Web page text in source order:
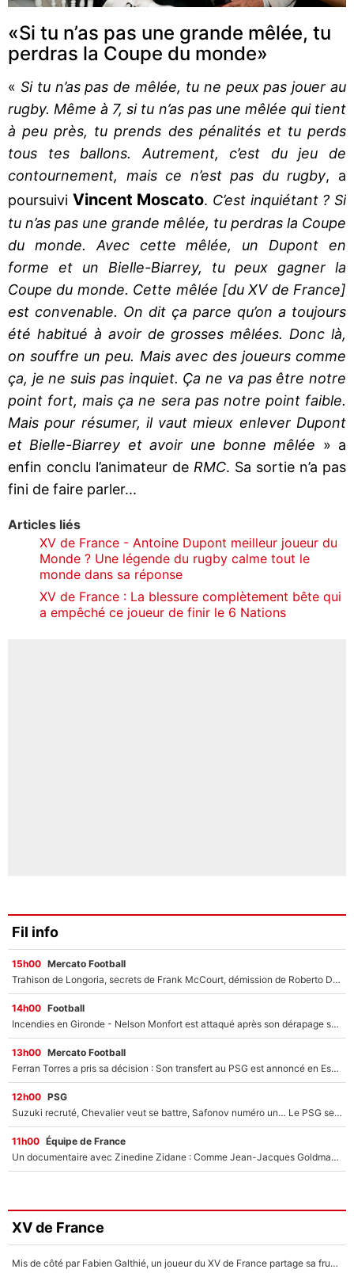
«Si tu n’as pas une grande mêlée, tu
perdras la Coupe du monde»
« Si tu n’as pas de mêlée, tu ne peux pas jouer au
rugby. Même à 7, si tu n’as pas une mêlée qui tient
à peu près, tu prends des pénalités et tu perds
tous tes ballons. Autrement, c’est du jeu de
contournement, mais ce n’est pas du rugby, a
poursuivi Vincent Moscato. C’est inquiétant ? Si
tu n’as pas une grande mêlée, tu perdras la Coupe
du monde. Avec cette mêlée, un Dupont en
forme et un Bielle-Biarrey, tu peux gagner la
Coupe du monde. Cette mêlée [du XV de France]
est convenable. On dit ça parce qu’on a toujours
été habitué à avoir de grosses mêlées. Donc là,
on souffre un peu. Mais avec des joueurs comme
ça, je ne suis pas inquiet. Ça ne va pas être notre
point fort, mais ça ne sera pas notre point faible.
Mais pour résumer, il vaut mieux enlever Dupont
et Bielle-Biarrey et avoir une bonne mêlée » a
enfin conclu l’animateur de RMC. Sa sortie n’a pas
fini de faire parler...
Articles liés
XV de France - Antoine Dupont meilleur joueur du
Monde ? Une légende du rugby calme tout le
monde dans sa réponse
XV de France : La blessure complètement bête qui
a empêché ce joueur de finir le 6 Nations
Fil info
15h00 Mercato Football
Trahison de Longoria, secrets de Frank McCourt, démission de Roberto De Zerbi : Medhi Benatia se lâche sur départ de l'OM et fait d'importantes révélations
14h00 Football
Incendies en Gironde - Nelson Monfort est attaqué après son dérapage sur CNews : «Et lui, il prend combien pour parler dans un studio climatisé?»
13h00 Mercato Football
Ferran Torres a pris sa décision : Son transfert au PSG est annoncé en Espagne !
12h00 PSG
Suzuki recruté, Chevalier veut se battre, Safonov numéro un… Le PSG se lance encore dans un gros chantier pour le poste de gardien de but
11h00 Équipe de France
Un documentaire avec Zinedine Zidane : Comme Jean-Jacques Goldman et Mylène Farmer, le nouveau sélectionneur de l'équipe de France a recalé une journaliste très connue
XV de France
Mis de côté par Fabien Galthié, un joueur du XV de France partage sa frustration : «ils ne me l’ont pas dit tout de suite»